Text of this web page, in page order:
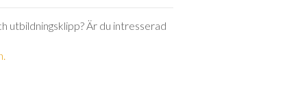
utbildningsklipp? Är du intresserad